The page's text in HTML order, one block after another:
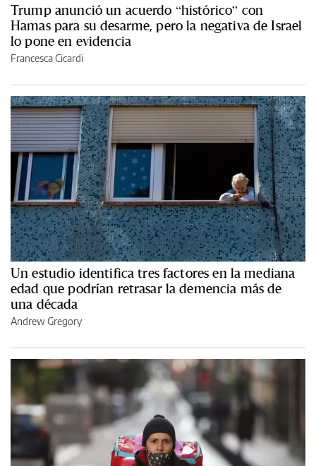
Trump anunció un acuerdo “histórico” con
Hamas para su desarme, pero la negativa de Israel
lo pone en evidencia
Francesca Cicardi
Un estudio identifica tres factores en la mediana
edad que podrían retrasar la demencia más de
una década
Andrew Gregory